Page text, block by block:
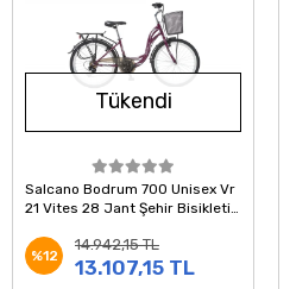
Tükendi
Salcano Bodrum 700 Unisex Vr
21 Vites 28 Jant Şehir Bisikleti
%12
14.942,15 TL
13.107,15 TL